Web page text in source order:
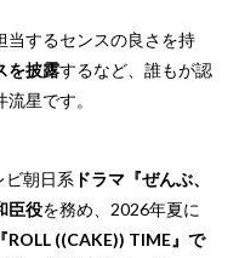
当するセンスの良さを持
を披露するなど、誰もが認
星です。
ビ朝日系 ドラマ『ぜんぶ、
臣役を務め、2026年夏に
ROLL ((CAKE)) TIME』で